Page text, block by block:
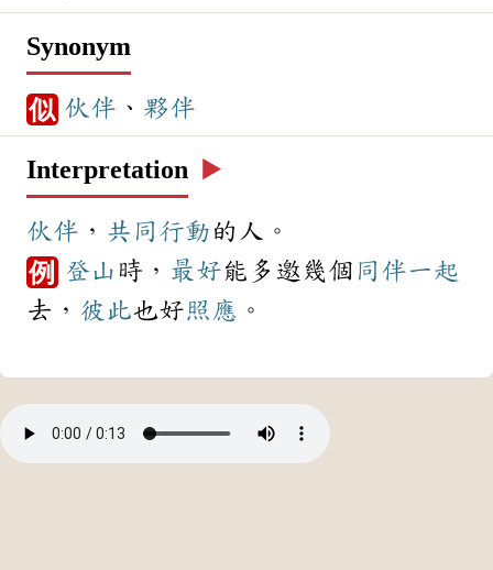
Synonym
似 伙伴 、 夥伴
Interpretation ▶️
伙伴 ， 共同行動 的人。
例 登山 時， 最好能多邀幾個 同伴一起
去， 彼此也好照應 。